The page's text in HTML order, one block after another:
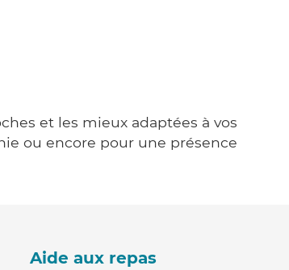
et les mieux adaptées à vos
ou encore pour une présence
Aide aux repas